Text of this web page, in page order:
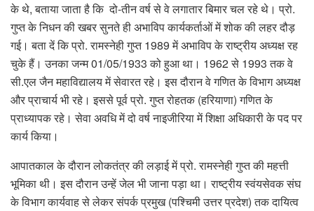
के थे, बताया जाता है कि दो-तीन वर्ष से वे लगातार बिमार चल रहे थे। प्रो.
गुप्त के निधन की खबर सुनते ही अभाविप कार्यकर्ताओं में शोक की लहर दौड़
गई। बता दें कि प्रो. रामस्नेही गुप्त 1989 में अभाविप के राष्ट्रीय अध्यक्ष रह
चुके हैं। उनका जन्म 01/05/1933 को हुआ था। 1962 से 1993 तक वे
सी.एल जैन महाविद्यालय में सेवारत रहे। इस दौरान वे गणित के विभाग अध्यक्ष
और प्राचार्य भी रहे। इससे पूर्व प्रो. गुप्त रोहतक (हरियाणा) गणित के
प्राध्यापक रहे। सेवा अवधि में दो वर्ष नाइजीरिया में शिक्षा अधिकारी के पद पर
कार्य किया।
आपातकाल के दौरान लोकतंत्र की लड़ाई में प्रो. रामस्नेही गुप्त की महत्ती
भूमिका थी। इस दौरान उन्हें जेल भी जाना पड़ा था। राष्ट्रीय स्वंयसेवक संघ
के विभाग कार्यवाह से लेकर संपर्क प्रमुख (पश्चिमी उत्तर प्रदेश) तक दायित्व